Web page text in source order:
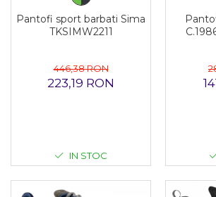
Pantofi sport barbati Sima
TKSIMW2211
446,38 RON
223,19 RON
IN STOC